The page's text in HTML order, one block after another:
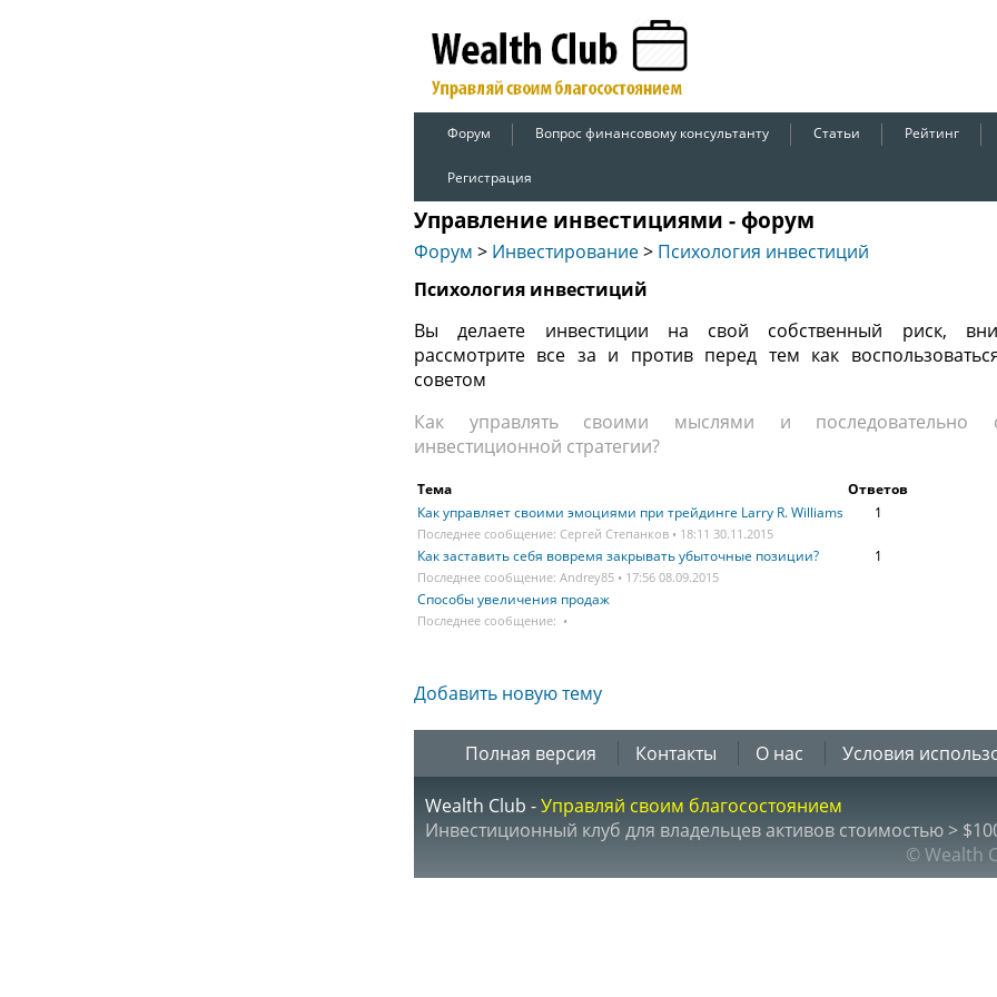
Форум Вопрос финансовому консультанту Статьи Рейтинг
Регистрация
Управление инвестициями - форум
Форум > Инвестирование> Психология инвестиций
Психология инвестиций
Вы делаете инвестиции на свой собственный риск,
рассмотрите все за и против перед тем как
советом
Как управлять своими мыслями и последовательно
инвестиционной стратегии?
Тема
Ответов
Как управляет своими эмоциями при трейдинге Larry R. Williams
1
Последнее сообщение: Сергей Степанков • 18:11 30.11.2015
Как заставить себя вовремя закрывать убыточные позиции? 1
Последнее сообщение: Andrey85 • 17:56 08.09.2015
Способы увеличения продаж
Последнее сообщение: •
Добавить новую тему
Полная версия Контакты О нас Условия
Wealth Club -Управляй своим благосостоянием
Инвестиционный клуб для владельцев активов стоимостью >
© Wealth